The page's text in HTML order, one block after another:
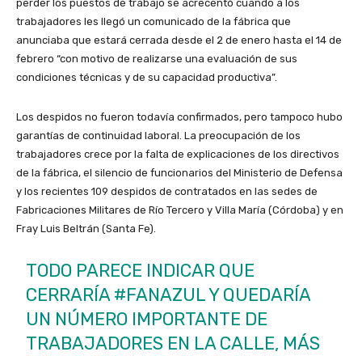
perder los puestos de trabajo se acrecentó cuando a los
trabajadores les llegó un comunicado de la fábrica que
anunciaba que estará cerrada desde el 2 de enero hasta el 14 de
febrero “con motivo de realizarse una evaluación de sus
condiciones técnicas y de su capacidad productiva”.
Los despidos no fueron todavía confirmados, pero tampoco hubo
garantías de continuidad laboral. La preocupación de los
trabajadores crece por la falta de explicaciones de los directivos
de la fábrica, el silencio de funcionarios del Ministerio de Defensa
y los recientes 109 despidos de contratados en las sedes de
Fabricaciones Militares de Río Tercero y Villa María (Córdoba) y en
Fray Luis Beltrán (Santa Fe).
TODO PARECE INDICAR QUE
CERRARÍA#FANAZULY QUEDARÍA
UN NÚMERO IMPORTANTE DE
TRABAJADORES EN LA CALLE, MÁS